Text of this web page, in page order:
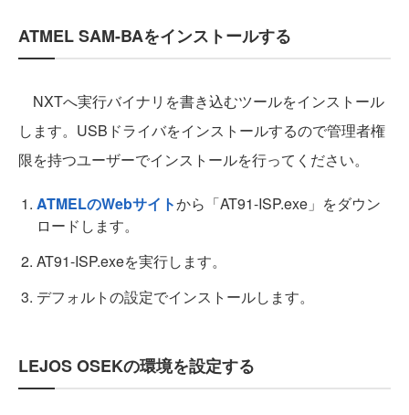
ATMEL SAM-BAをインストールする
NXTへ実行バイナリを書き込むツールをインストール
します。USBドライバをインストールするので管理者権
限を持つユーザーでインストールを行ってください。
ATMELのWebサイトから「AT91-ISP.exe」をダウン
ロードします。
AT91-ISP.exeを実行します。
デフォルトの設定でインストールします。
LEJOS OSEKの環境を設定する